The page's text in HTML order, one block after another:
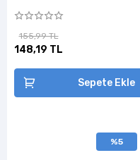
155,99 TL
148,19 TL
Sepete Ekle
%5